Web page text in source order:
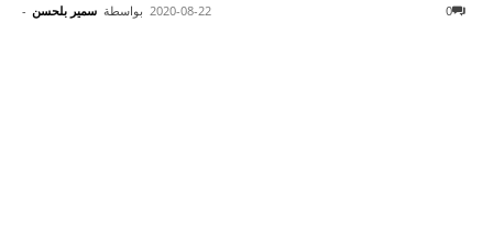
بواسطة سمير بلحسن - 2020-08-22 0